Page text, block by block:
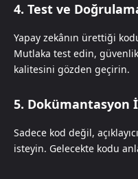
4. Test ve
Yapay zekânın ürettiği
Mutlaka test edin,
kalitesini gözden geçirin.
5. Dokümantasyon
Sadece kod değil,
isteyin. Gelecekte kodu